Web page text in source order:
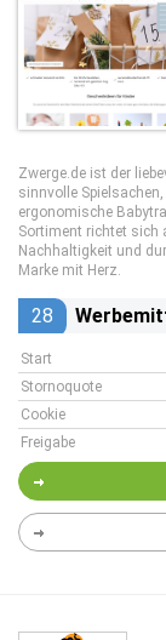
Zwerge.de ist der
sinnvolle
ergonomische
Sortiment richtet sich
Nachhaltigkeit und
Marke mit Herz.
28
Start
Stornoquote
Cookie
Freigabe